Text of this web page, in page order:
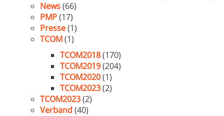
News(66)
PMP(17)
Presse(1)
TCOM(1)
TCOM2018(170)
TCOM2019(204)
TCOM2020(1)
TCOM2023(2)
TCOM2023(2)
Verband (40)